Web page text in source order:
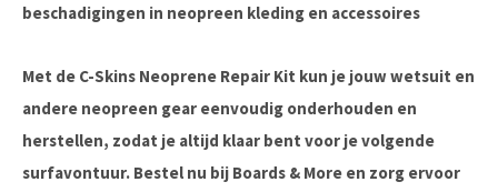
beschadigingen in neopreen kleding en accessoires
Met de C-Skins Neoprene Repair Kit kun je jouw wetsuit en
andere neopreen gear eenvoudig onderhouden en
herstellen, zodat je altijd klaar bent voor je volgende
surfavontuur. Bestel nu bij Boards & More en zorg ervoor